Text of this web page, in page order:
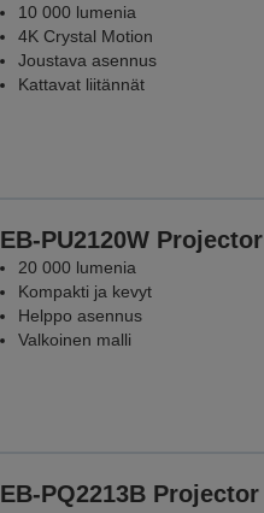
10 000 lumenia
4K Crystal Motion
Joustava asennus
Kattavat liitännät
EB-PU2120W Projector
20 000 lumenia
Kompakti ja kevyt
Helppo asennus
Valkoinen malli
EB-PQ2213B Projector